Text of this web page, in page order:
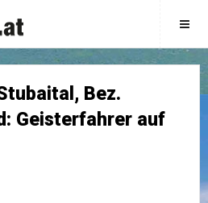
Bez.
Geisterfahrer auf